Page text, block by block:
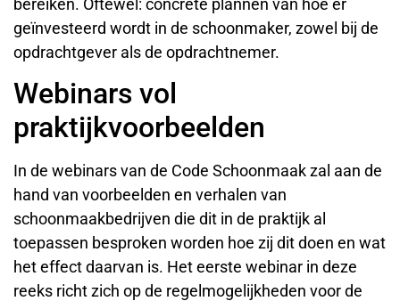
geïnvesteerd wordt in de schoonmaker, zowel bij de
opdrachtgever als de opdrachtnemer.
Webinars vol
praktijkvoorbeelden
In de webinars van de Code Schoonmaak zal aan de
hand van voorbeelden en verhalen van
schoonmaakbedrijven die dit in de praktijk al
toepassen besproken worden hoe zij dit doen en wat
het effect daarvan is. Het eerste webinar in deze
reeks richt zich op de regelmogelijkheden voor de